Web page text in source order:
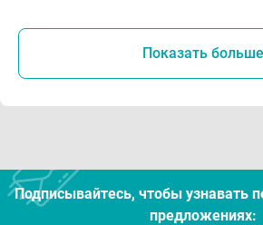
Показать больше
Подписывайтесь, чтобы узнавать
предложениях: